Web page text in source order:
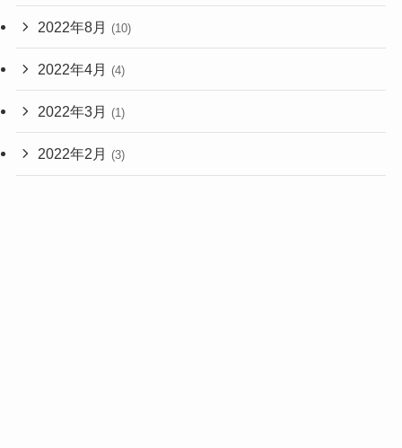
2022年8月 (10)
2022年4月 (4)
2022年3月 (1)
2022年2月 (3)